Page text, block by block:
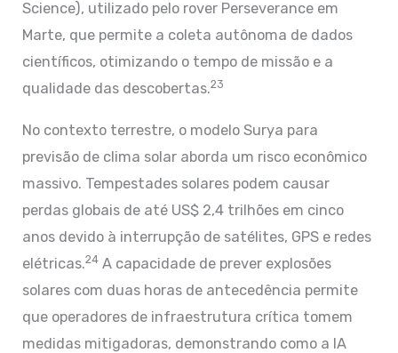
Science), utilizado pelo rover Perseverance em
Marte, que permite a coleta autônoma de dados
científicos, otimizando o tempo de missão e a
qualidade das descobertas.23
No contexto terrestre, o modelo Surya para
previsão de clima solar aborda um risco econômico
massivo. Tempestades solares podem causar
perdas globais de até US$ 2,4 trilhões em cinco
anos devido à interrupção de satélites, GPS e redes
elétricas.24 A capacidade de prever explosões
solares com duas horas de antecedência permite
que operadores de infraestrutura crítica tomem
medidas mitigadoras, demonstrando como a IA